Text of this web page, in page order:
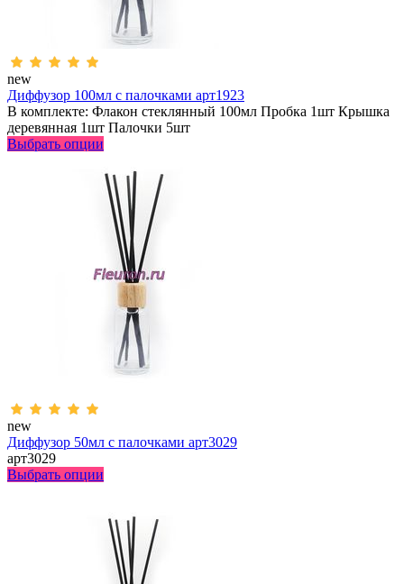
new
Диффузор 100мл с палочками арт1923
В комплекте: Флакон стеклянный 100мл Пробка 1шт Крышка
деревянная 1шт Палочки 5шт
Выбрать опции
new
Диффузор 50мл с палочками арт3029
арт3029
Выбрать опции